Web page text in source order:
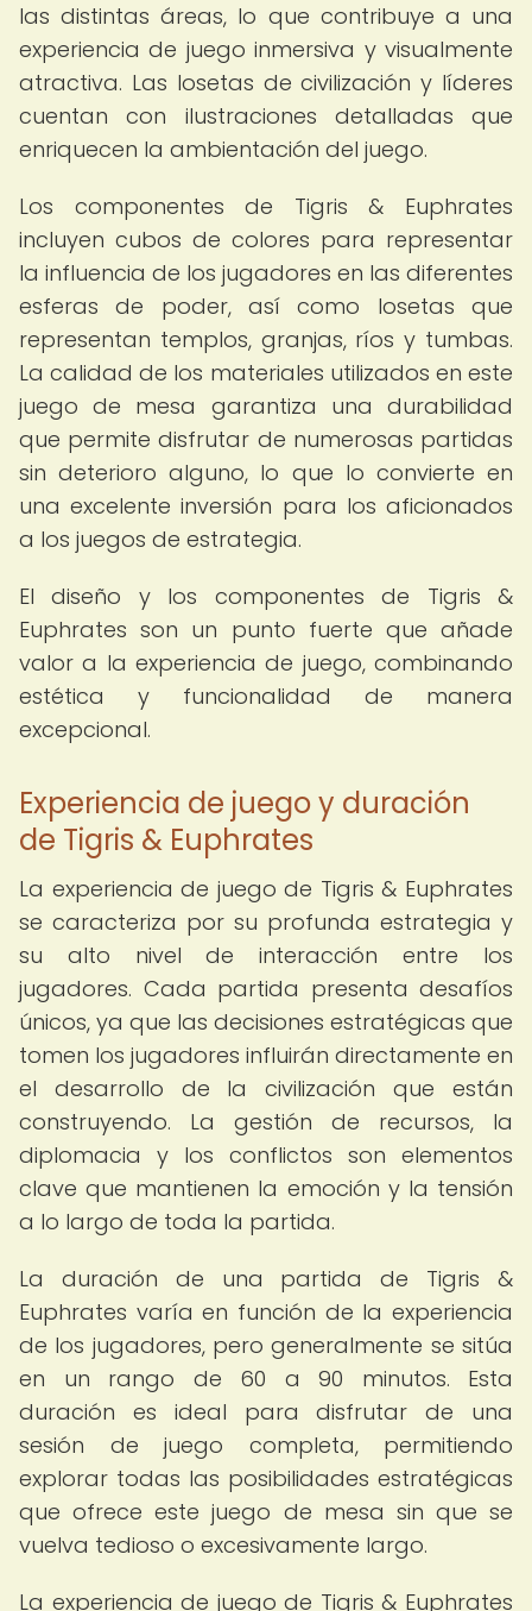
las distintas áreas, lo que contribuye a una
experiencia de juego inmersiva y visualmente
atractiva. Las losetas de civilización y líderes
cuentan con ilustraciones detalladas que
enriquecen la ambientación del juego.
Los componentes de Tigris & Euphrates
incluyen cubos de colores para representar
la influencia de los jugadores en las diferentes
esferas de poder, así como losetas que
representan templos, granjas, ríos y tumbas.
La calidad de los materiales utilizados en este
juego de mesa garantiza una durabilidad
que permite disfrutar de numerosas partidas
sin deterioro alguno, lo que lo convierte en
una excelente inversión para los aficionados
a los juegos de estrategia.
El diseño y los componentes de Tigris &
Euphrates son un punto fuerte que añade
valor a la experiencia de juego, combinando
estética y funcionalidad de manera
excepcional.
Experiencia de juego y duración
de Tigris & Euphrates
La experiencia de juego de Tigris & Euphrates
se caracteriza por su profunda estrategia y
su alto nivel de interacción entre los
jugadores. Cada partida presenta desafíos
únicos, ya que las decisiones estratégicas que
tomen los jugadores influirán directamente en
el desarrollo de la civilización que están
construyendo. La gestión de recursos, la
diplomacia y los conflictos son elementos
clave que mantienen la emoción y la tensión
a lo largo de toda la partida.
La duración de una partida de Tigris &
Euphrates varía en función de la experiencia
de los jugadores, pero generalmente se sitúa
en un rango de 60 a 90 minutos. Esta
duración es ideal para disfrutar de una
sesión de juego completa, permitiendo
explorar todas las posibilidades estratégicas
que ofrece este juego de mesa sin que se
vuelva tedioso o excesivamente largo.
La experiencia de juego de Tigris & Euphrates